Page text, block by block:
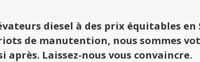
die­sel à des prix équi­tables en
de manu­ten­tion, nous sommes
Lais­sez-nous vous convaincre.